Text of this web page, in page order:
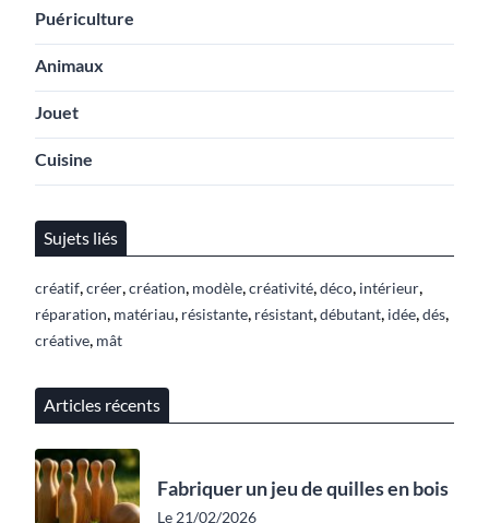
Puériculture
Animaux
Jouet
Cuisine
Sujets liés
créatif créer création modèle créativité déco intérieur
réparation matériau résistante résistant débutant idée dés
créative mât
Articles récents
Fabriquer un jeu de quilles en bois
Le 21/02/2026